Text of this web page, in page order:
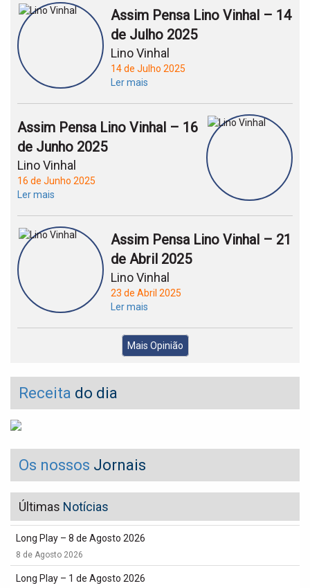
Assim Pensa Lino Vinhal – 14
de Julho 2025
Lino Vinhal
14 de Julho 2025
Ler mais
Assim Pensa Lino Vinhal – 16
de Junho 2025
Lino Vinhal
16 de Junho 2025
Ler mais
Assim Pensa Lino Vinhal – 21
de Abril 2025
Lino Vinhal
23 de Abril 2025
Ler mais
Mais Opinião
Receita do dia
Os nossos Jornais
Últimas Notícias
Long Play – 8 de Agosto 2026
8 de Agosto 2026
Long Play – 1 de Agosto 2026